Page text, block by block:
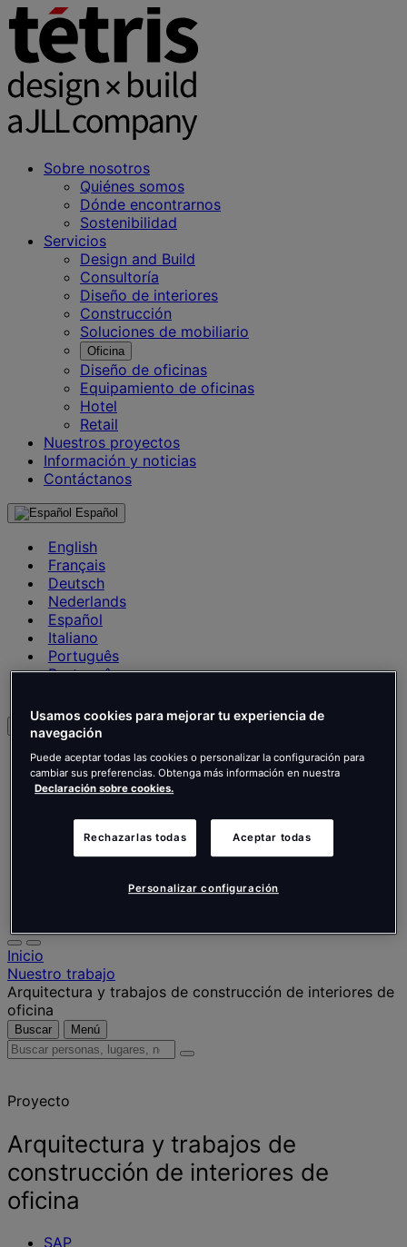
Sobre nosotros
Quiénes somos
Dónde encontrarnos
Sostenibilidad
Servicios
Design and Build
Consultoría
Diseño de interiores
Construcción
Soluciones de mobiliario
Oficina
Diseño de oficinas
Equipamiento de oficinas
Hotel
Retail
Nuestros proyectos
Información y noticias
Contáctanos
Español
English
Français
Deutsch
Nederlands
Español
Italiano
Português
Português
English
Français
Deutsch
Español
Italiano
Inicio
Nuestro trabajo
Arquitectura y trabajos de construcción de interiores de
oficina
Buscar Menú
Buscar
noticias
opiniones
Proyecto
Arquitectura y trabajos de
construcción de interiores de
oficina
SAP
Usamos cookies para mejorar tu experiencia de
navegación
Puede aceptar todas las cookies o personalizar la configuración para
cambiar sus preferencias. Obtenga más información en nuestra
Declaración sobre cookies.
Rechazarlas todas Aceptar todas
Personalizar configuración